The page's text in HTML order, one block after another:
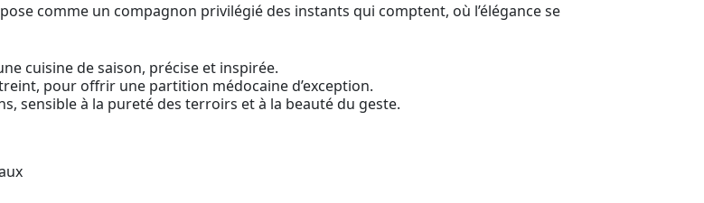
comme un compagnon privilégié des instants qui comptent, où l’élégance se
cuisine de saison, précise et inspirée.
pour offrir une partition médocaine d’exception.
sensible à la pureté des terroirs et à la beauté du geste.